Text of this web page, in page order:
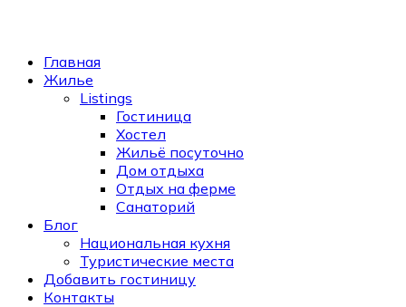
Главная
Жилье
Listings
Гостиница
Хостел
Жильё посуточно
Дом отдыха
Отдых на ферме
Санаторий
Блог
Национальная кухня
Туристические места
Добавить гостиницу
Контакты